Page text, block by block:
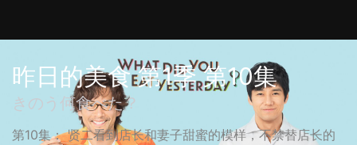
昨日的美食 第1季 第10集
きのう何食べた？
第10集： 贤二看到店长和妻子甜蜜的模样，不禁替店长的